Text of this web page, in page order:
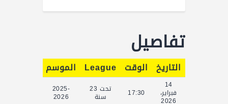
تفاصيل
التاريخ الوقت League الموسم
14
فبراير،
2026
17:30 تحت 23
سنة
2025-
2026